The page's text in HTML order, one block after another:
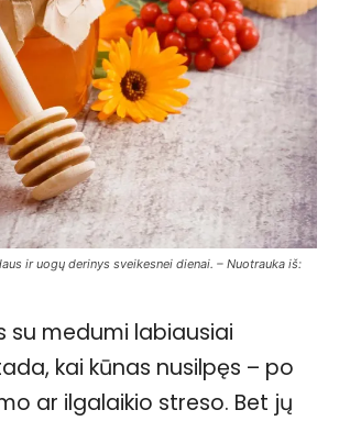
ir uogų derinys sveikesnei dienai. – Nuotrauka iš:
su medumi labiausiai
kai kūnas nusilpęs – po
ar ilgalaikio streso. Bet jų